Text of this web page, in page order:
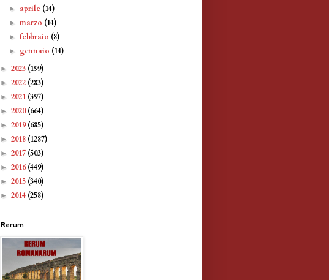
► aprile (14)
►marzo (14)
►febbraio (8)
► gennaio (14)
► 2023 (199)
► 2022 (283)
► 2021 (397)
► 2020(664)
► 2019(685)
► 2018 (1287)
► 2017 (503)
► 2016(449)
► 2015 (340)
► 2014 (258)
Rerum